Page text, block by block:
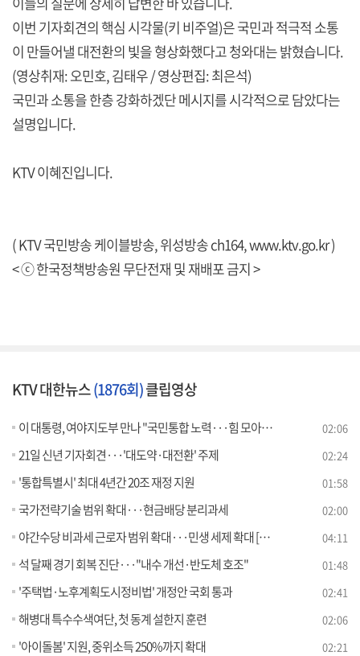
이번 기자회견의 핵심 시각물(키 비주얼)은 국민과 적극적 소통
이 만들어낼 대전환의 빛을 형상화했다고 청와대는 밝혔습니다.
(영상취재: 오민호, 김태우 / 영상편집: 최은석)
국민과 소통을 한층 강화하겠단 메시지를 시각적으로 담았다는
설명입니다.
KTV 이혜진입니다.
( KTV 국민방송 케이블방송, 위성방송 ch164,www.ktv.go.kr)
< ⓒ 한국정책방송원 무단전재 및 재배포 금지 >
KTV 대한뉴스(1876회)클립영상
이 대통령, 여야지도부 만나 "국민통합 노력···힘 모아달라" 02:06
21일 신년 기자회견···'대도약·대전환' 주제 02:24
'통합특별시' 최대 4년간 20조 재정 지원 01:58
국가전략기술 범위 확대···현금배당 분리과세 02:00
야간수당 비과세 근로자 범위 확대···민생 세제 확대 [뉴스의 맥] 04:11
석 달째 경기 회복 진단···"내수 개선·반도체 호조" 01:48
'주택법·노후계획도시정비법' 개정안 국회 통과 02:41
해병대 특수수색여단, 첫 동계 설한지 훈련 02:06
'아이돌봄' 지원, 중위소득 250%까지 확대 02:21